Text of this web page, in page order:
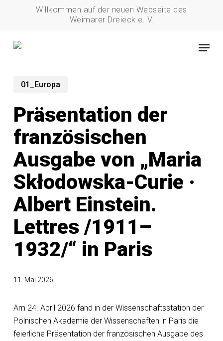
content
Willkommen auf der neuen Webseite des
Weimarer Dreieck e. V.
Menu
01_Europa
Präsentation der
französischen
Ausgabe von „Maria
Skłodowska-Curie ·
Albert Einstein.
Lettres /1911–
1932/“ in Paris
11. Mai 2026
Am 24. April 2026 fand in der Wissenschaftsstation der
Polnischen Akademie der Wissenschaften in Paris die
feierliche Präsentation der französischen Ausgabe des